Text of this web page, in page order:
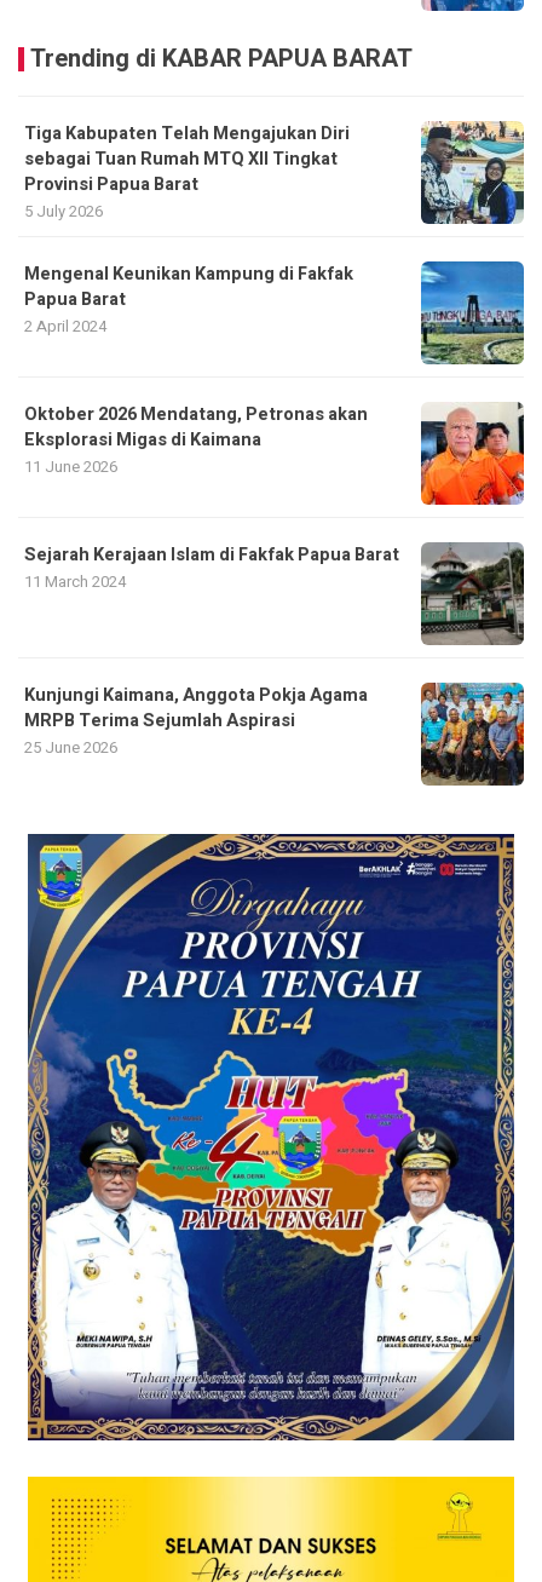
Trending di KABAR PAPUA BARAT
Tiga Kabupaten Telah Mengajukan Diri
sebagai Tuan Rumah MTQ XII Tingkat
Provinsi Papua Barat
5 July 2026
Mengenal Keunikan Kampung di Fakfak
Papua Barat
2 April 2024
Oktober 2026 Mendatang, Petronas akan
Eksplorasi Migas di Kaimana
11 June 2026
Sejarah Kerajaan Islam di Fakfak Papua Barat
11 March 2024
Kunjungi Kaimana, Anggota Pokja Agama
MRPB Terima Sejumlah Aspirasi
25 June 2026